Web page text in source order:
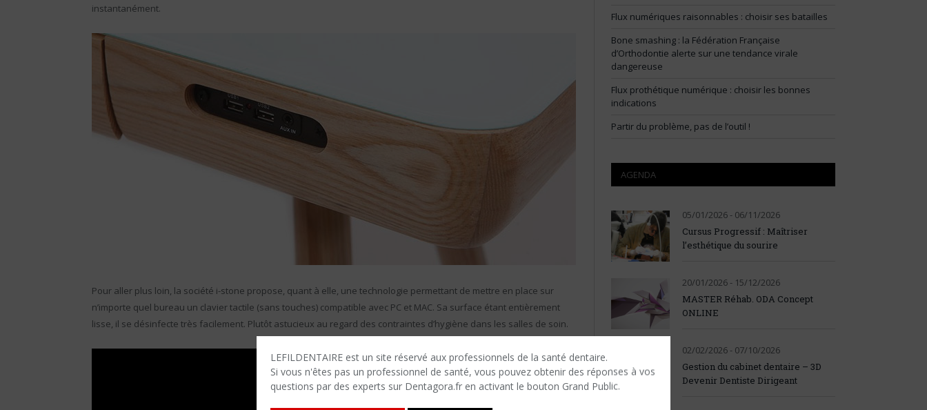
LEFILDENTAIRE est un site réservé aux professionnels de la santé dentaire.
Si vous n'êtes​ pas un professionnel de santé, vous pouvez obtenir des réponses à vos
questions par des experts sur Dentagora.fr en activant le bouton Grand Public.
instantanément.
Pour aller plus loin, la société i-stone propose, quant à elle, une technologie permettant de mettre en place sur
n’importe quel bureau un clavier tactile (sans touches) compatible avec PC et MAC. Sa surface étant entièrement
lisse, il se désinfecte très facilement. Plutôt astucieux au regard des contraintes d’hygiène dans les salles de soin.
Flux numériques raisonnables : choisir ses batailles
Bone smashing : la Fédération Française
d’Orthodontie alerte sur une tendance virale
dangereuse
Flux prothétique numérique : choisir les bonnes
indications
Partir du problème, pas de l’outil !
AGENDA
05/01/2026 - 06/11/2026
Cursus Progressif : Maîtriser
l’esthétique du sourire
20/01/2026 - 15/12/2026
MASTER Réhab. ODA Concept
ONLINE
02/02/2026 - 07/10/2026
Gestion du cabinet dentaire – 3D
Devenir Dentiste Dirigeant